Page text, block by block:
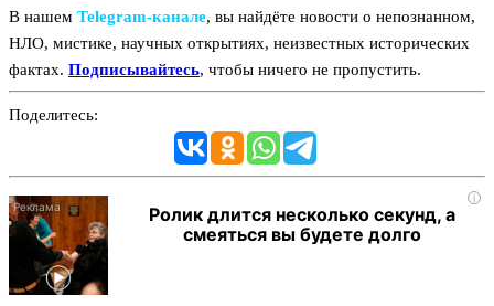
В нашем Telegram‑канале, вы найдёте новости о непознанном,
НЛО, мистике, научных открытиях, неизвестных исторических
фактах. Подписывайтесь, чтобы ничего не пропустить.
Поделитесь:
i
Ролик длится несколько секунд, а
смеяться вы будете долго